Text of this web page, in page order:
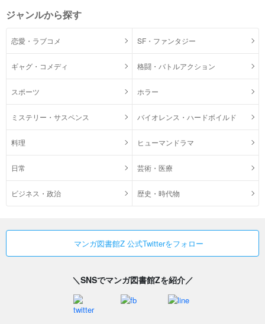
ジャンルから探す
恋愛・ラブコメ SF・ファンタジー
ギャグ・コメディ 格闘・バトルアクション
スポーツ ホラー
ミステリー・サスペンス バイオレンス・ハードボイルド
料理 ヒューマンドラマ
日常 芸術・医療
ビジネス・政治 歴史・時代物
マンガ図書館Z 公式Twitterをフォロー
＼SNSでマンガ図書館Zを紹介／